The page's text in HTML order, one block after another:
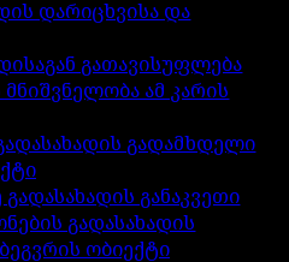
დარიცხვისა და
გათავისუფლება
მნიშვნელობა ამ კარის
გადამხდელი
გადასახადის განაკვეთი
გადასახადის
ობიექტი